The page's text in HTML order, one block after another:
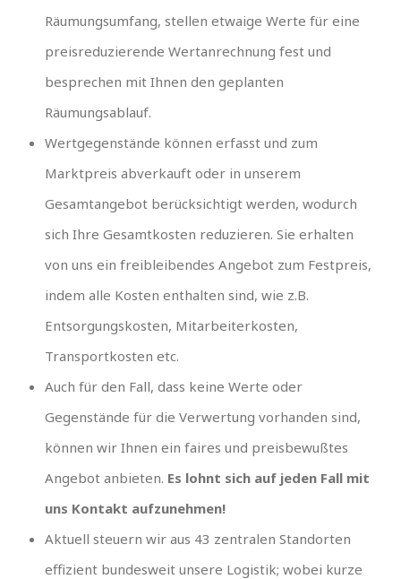
Räumungsumfang, stellen etwaige Werte für eine
preisreduzierende Wertanrechnung fest und
besprechen mit Ihnen den geplanten
Räumungsablauf.
Wertgegenstände können erfasst und zum
Marktpreis abverkauft oder in unserem
Gesamtangebot berücksichtigt werden, wodurch
sich Ihre Gesamtkosten reduzieren. Sie erhalten
von uns ein freibleibendes Angebot zum Festpreis,
indem alle Kosten enthalten sind, wie z.B.
Entsorgungskosten, Mitarbeiterkosten,
Transportkosten etc.
Auch für den Fall, dass keine Werte oder
Gegenstände für die Verwertung vorhanden sind,
können wir Ihnen ein faires und preisbewußtes
Angebot anbieten. Es lohnt sich auf jeden Fall mit
uns Kontakt aufzunehmen!
Aktuell steuern wir aus 43 zentralen Standorten
effizient bundesweit unsere Logistik; wobei kurze